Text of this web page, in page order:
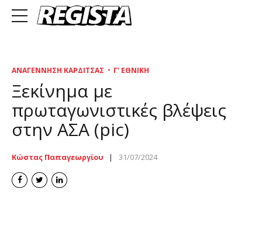
ΑΝΑΓΈΝΝΗΣΗ ΚΑΡΔΊΤΣΑΣ Γ’ ΕΘΝΙΚΉ
Ξεκίνημα με
πρωταγωνιστικές βλέψεις
στην ΑΣΑ (pic)
Κώστας Παπαγεωργίου 31/07/2024